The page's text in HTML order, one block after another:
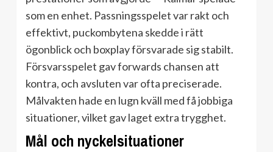
som en enhet. Passningsspelet var rakt och
effektivt, puckombytena skedde i rätt
ögonblick och boxplay försvarade sig stabilt.
Försvarsspelet gav forwards chansen att
kontra, och avsluten var ofta preciserade.
Målvakten hade en lugn kväll med få jobbiga
situationer, vilket gav laget extra trygghet.
Mål och nyckelsituationer